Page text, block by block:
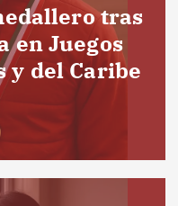
tras
en Juegos
y del Caribe